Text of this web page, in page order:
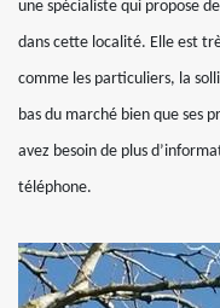
une spécialiste qui propose
dans cette localité. Elle est
comme les particuliers, la
bas du marché bien que ses
avez besoin de plus
téléphone.